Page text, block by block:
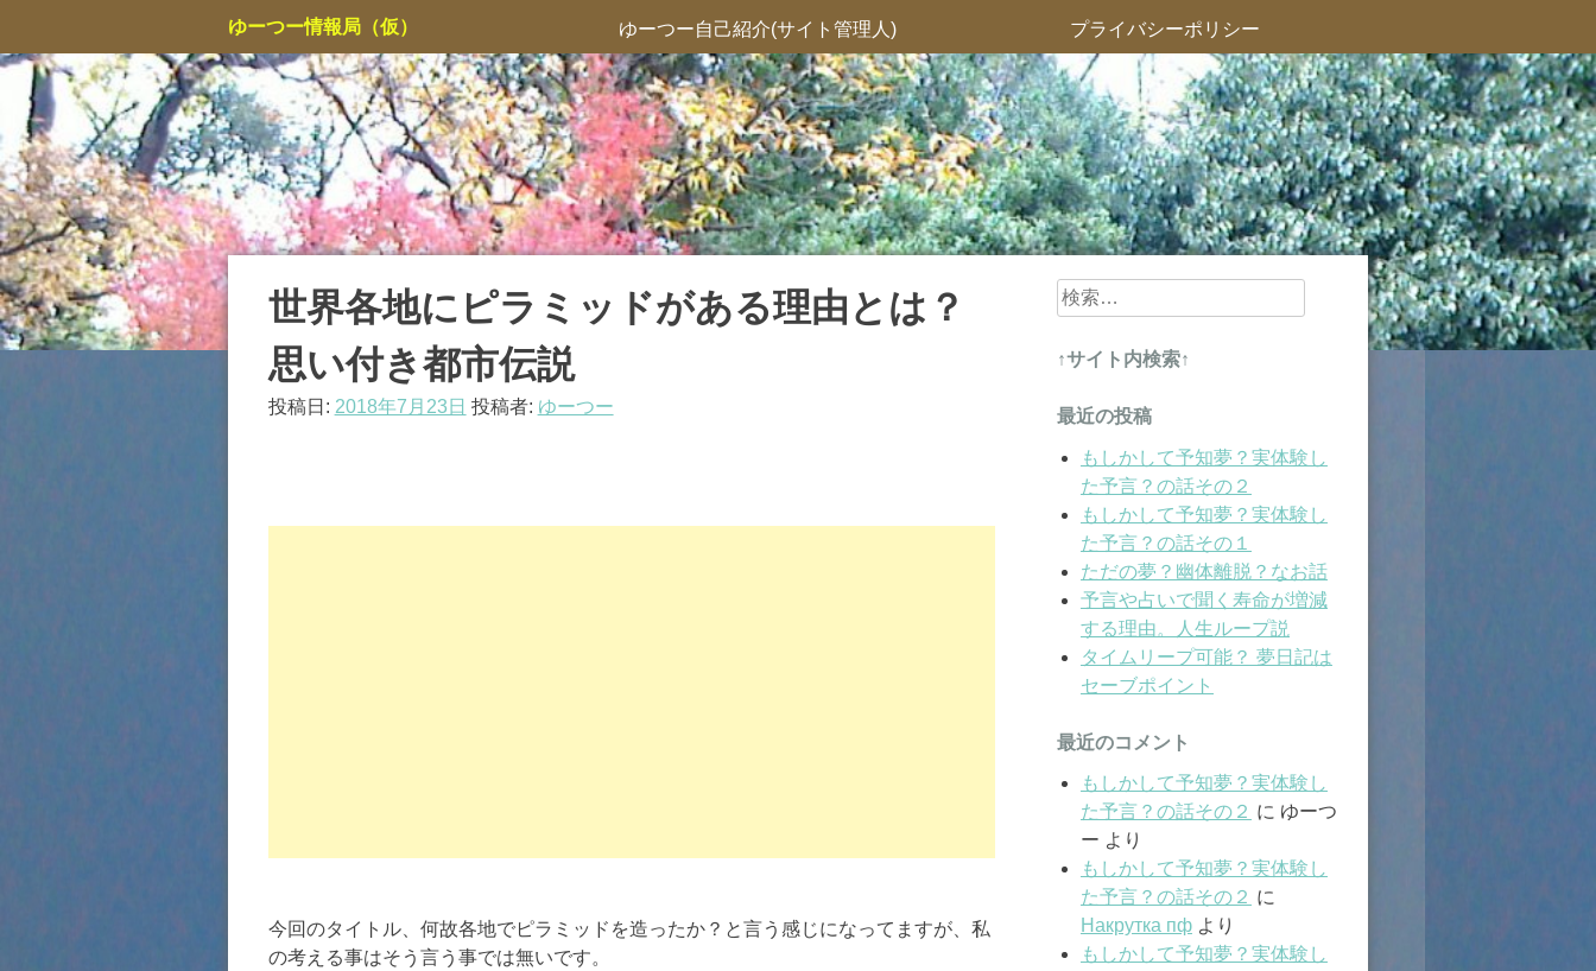
テ
へ
ス
キ
ッ
プ
ゆーつー情報局（仮） ゆーつー自己紹介(サイト管理人) プライバシーポリシー
世界各地にピラミッドがある理由とは？
思い付き都市伝説
投稿日: 2018年7月23日 投稿者: ゆーつー
今回のタイトル、何故各地でピラミッドを造ったか？と言う感じになってますが、私
の考える事はそう言う事では無いです。
検
索:
↑サイト内検索↑
最近の投稿
もしかして予知夢？実体験し
た予言？の話その２
もしかして予知夢？実体験し
た予言？の話その１
ただの夢？幽体離脱？なお話
予言や占いで聞く寿命が増減
する理由。人生ループ説
タイムリープ可能？ 夢日記は
セーブポイント
最近のコメント
もしかして予知夢？実体験し
た予言？の話その２ に ゆーつ
ー より
もしかして予知夢？実体験し
た予言？の話その２ に
Накрутка пфより
もしかして予知夢？実体験し